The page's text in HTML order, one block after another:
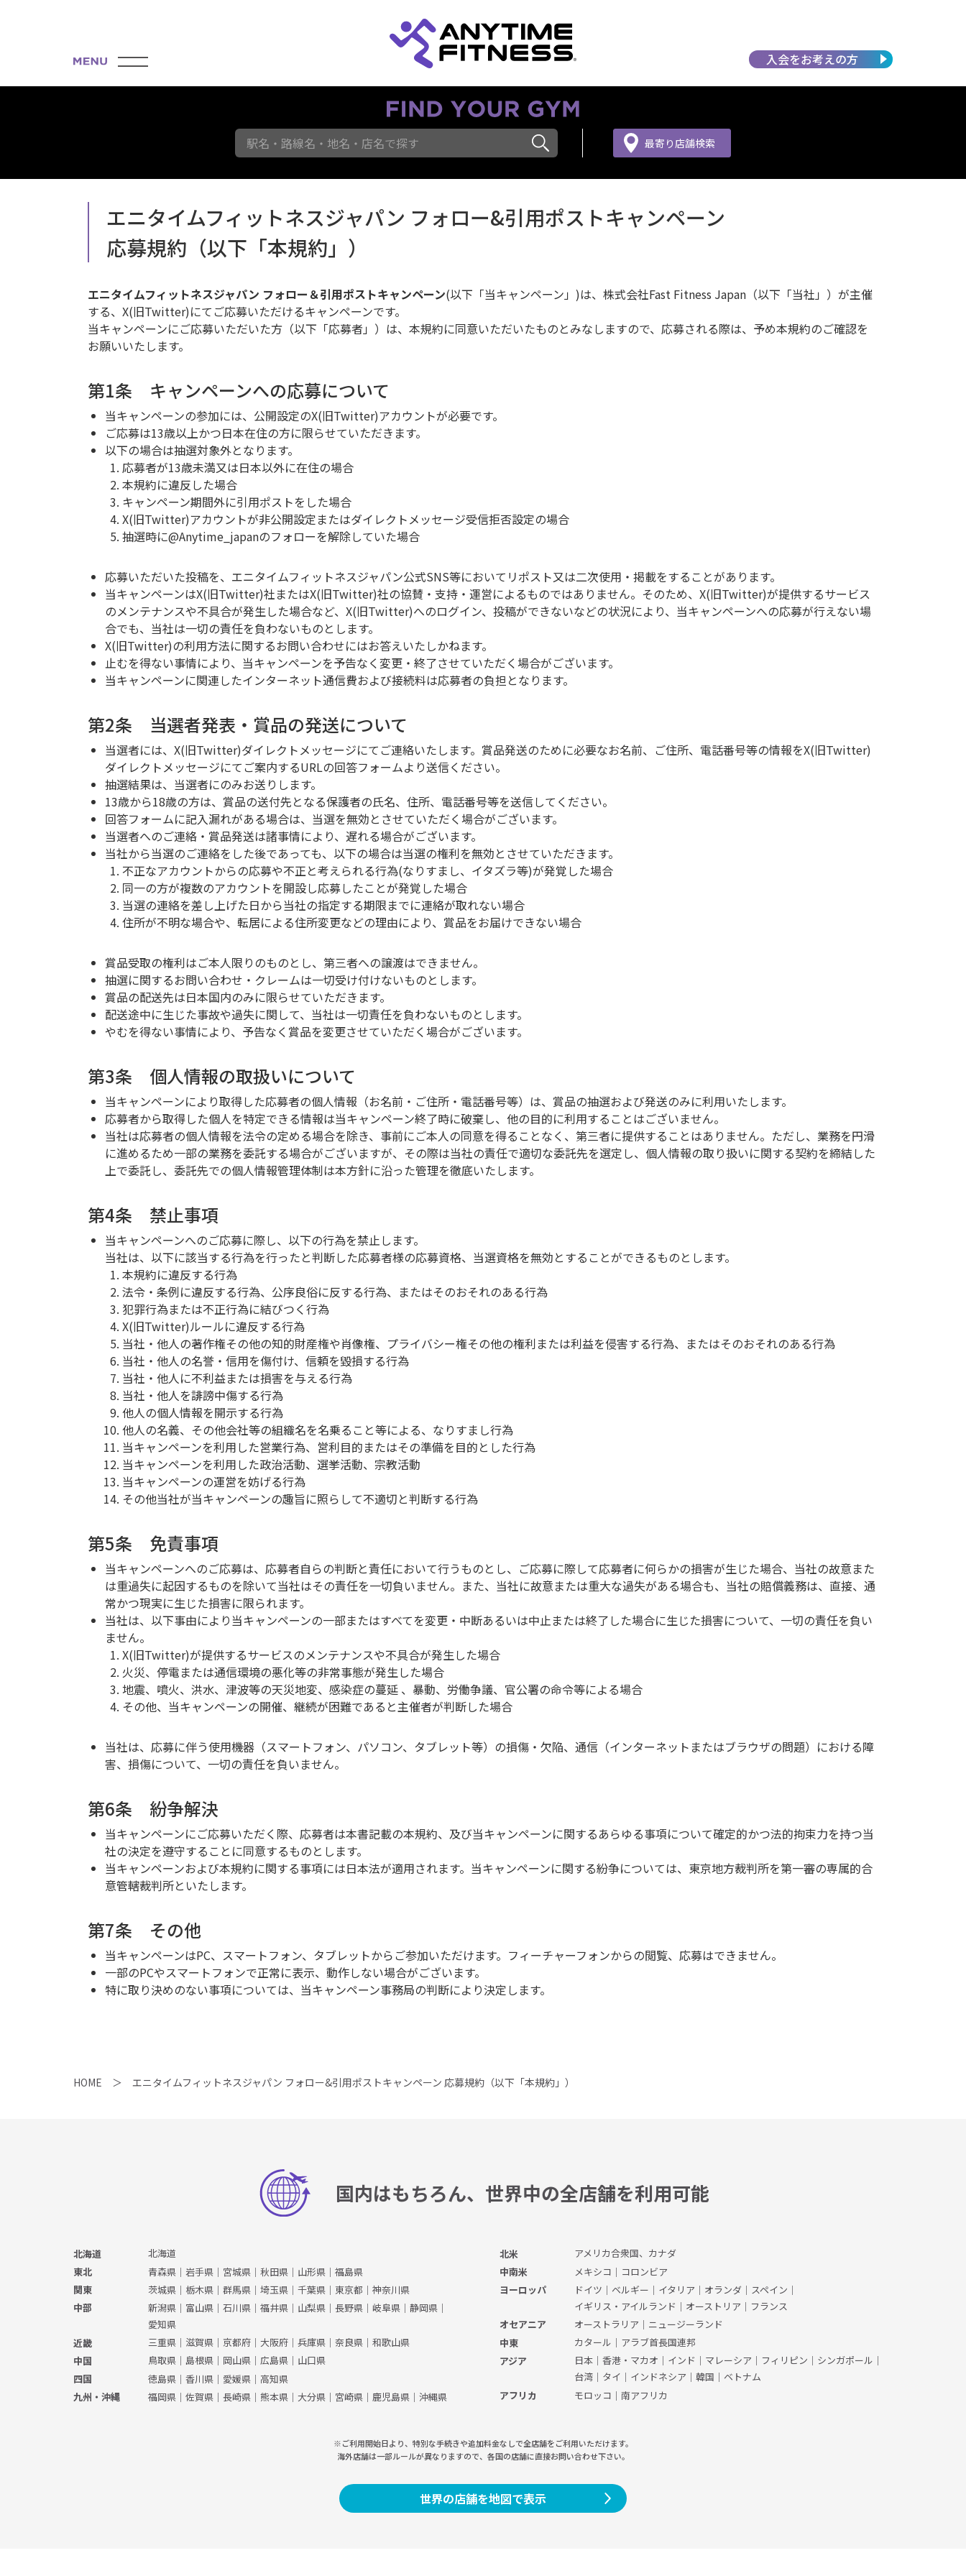
入会をお考えの方
駅名・路線名・地名・店名で探す 最寄り店舗検索
エニタイムフィットネスジャパン フォロー&引用ポストキャンペーン
応募規約（以下「本規約」）
エニタイムフィットネスジャパン フォロー＆引用ポストキャンペーン(以下「当キャンペーン」)は、株式会社Fast Fitness Japan（以下「当社」）が主催
する、X(旧Twitter)にてご応募いただけるキャンペーンです。
当キャンペーンにご応募いただいた方（以下「応募者」）は、本規約に同意いただいたものとみなしますので、応募される際は、予め本規約のご確認を
お願いいたします。
第1条 キャンペーンへの応募について
当キャンペーンの参加には、公開設定のX(旧Twitter)アカウントが必要です。
ご応募は13歳以上かつ日本在住の方に限らせていただきます。
以下の場合は抽選対象外となります。
応募者が13歳未満又は日本以外に在住の場合
本規約に違反した場合
キャンペーン期間外に引用ポストをした場合
X(旧Twitter)アカウントが非公開設定またはダイレクトメッセージ受信拒否設定の場合
抽選時に@Anytime_japanのフォローを解除していた場合
応募いただいた投稿を、エニタイムフィットネスジャパン公式SNS等においてリポスト又は二次使用・掲載をすることがあります。
当キャンペーンはX(旧Twitter)社またはX(旧Twitter)社の協賛・支持・運営によるものではありません。そのため、X(旧Twitter)が提供するサービス
のメンテナンスや不具合が発生した場合など、X(旧Twitter)へのログイン、投稿ができないなどの状況により、当キャンペーンへの応募が行えない場
合でも、当社は一切の責任を負わないものとします。
X(旧Twitter)の利用方法に関するお問い合わせにはお答えいたしかねます。
止むを得ない事情により、当キャンペーンを予告なく変更・終了させていただく場合がございます。
当キャンペーンに関連したインターネット通信費および接続料は応募者の負担となります。
第2条 当選者発表・賞品の発送について
当選者には、X(旧Twitter)ダイレクトメッセージにてご連絡いたします。賞品発送のために必要なお名前、ご住所、電話番号等の情報をX(旧Twitter)
ダイレクトメッセージにてご案内するURLの回答フォームより送信ください。
抽選結果は、当選者にのみお送りします。
13歳から18歳の方は、賞品の送付先となる保護者の氏名、住所、電話番号等を送信してください。
回答フォームに記入漏れがある場合は、当選を無効とさせていただく場合がございます。
当選者へのご連絡・賞品発送は諸事情により、遅れる場合がございます。
当社から当選のご連絡をした後であっても、以下の場合は当選の権利を無効とさせていただきます。
不正なアカウントからの応募や不正と考えられる行為(なりすまし、イタズラ等)が発覚した場合
同一の方が複数のアカウントを開設し応募したことが発覚した場合
当選の連絡を差し上げた日から当社の指定する期限までに連絡が取れない場合
住所が不明な場合や、転居による住所変更などの理由により、賞品をお届けできない場合
賞品受取の権利はご本人限りのものとし、第三者への譲渡はできません。
抽選に関するお問い合わせ・クレームは一切受け付けないものとします。
賞品の配送先は日本国内のみに限らせていただきます。
配送途中に生じた事故や過失に関して、当社は一切責任を負わないものとします。
やむを得ない事情により、予告なく賞品を変更させていただく場合がございます。
第3条 個人情報の取扱いについて
当キャンペーンにより取得した応募者の個人情報（お名前・ご住所・電話番号等）は、賞品の抽選および発送のみに利用いたします。
応募者から取得した個人を特定できる情報は当キャンペーン終了時に破棄し、他の目的に利用することはございません。
当社は応募者の個人情報を法令の定める場合を除き、事前にご本人の同意を得ることなく、第三者に提供することはありません。ただし、業務を円滑
に進めるため一部の業務を委託する場合がございますが、その際は当社の責任で適切な委託先を選定し、個人情報の取り扱いに関する契約を締結した
上で委託し、委託先での個人情報管理体制は本方針に沿った管理を徹底いたします。
第4条 禁止事項
当キャンペーンへのご応募に際し、以下の行為を禁止します。
当社は、以下に該当する行為を行ったと判断した応募者様の応募資格、当選資格を無効とすることができるものとします。
本規約に違反する行為
法令・条例に違反する行為、公序良俗に反する行為、またはそのおそれのある行為
犯罪行為または不正行為に結びつく行為
X(旧Twitter)ルールに違反する行為
当社・他人の著作権その他の知的財産権や肖像権、プライバシー権その他の権利または利益を侵害する行為、またはそのおそれのある行為
当社・他人の名誉・信用を傷付け、信頼を毀損する行為
当社・他人に不利益または損害を与える行為
当社・他人を誹謗中傷する行為
他人の個人情報を開示する行為
他人の名義、その他会社等の組織名を名乗ること等による、なりすまし行為
当キャンペーンを利用した営業行為、営利目的またはその準備を目的とした行為
当キャンペーンを利用した政治活動、選挙活動、宗教活動
当キャンペーンの運営を妨げる行為
その他当社が当キャンペーンの趣旨に照らして不適切と判断する行為
第5条 免責事項
当キャンペーンへのご応募は、応募者自らの判断と責任において行うものとし、ご応募に際して応募者に何らかの損害が生じた場合、当社の故意また
は重過失に起因するものを除いて当社はその責任を一切負いません。また、当社に故意または重大な過失がある場合も、当社の賠償義務は、直接、通
常かつ現実に生じた損害に限られます。
当社は、以下事由により当キャンペーンの一部またはすべてを変更・中断あるいは中止または終了した場合に生じた損害について、一切の責任を負い
ません。
X(旧Twitter)が提供するサービスのメンテナンスや不具合が発生した場合
火災、停電または通信環境の悪化等の非常事態が発生した場合
地震、噴火、洪水、津波等の天災地変、感染症の蔓延 、暴動、労働争議、官公署の命令等による場合
その他、当キャンペーンの開催、継続が困難であると主催者が判断した場合
当社は、応募に伴う使用機器（スマートフォン、パソコン、タブレット等）の損傷・欠陥、通信（インターネットまたはブラウザの問題）における障
害、損傷について、一切の責任を負いません。
第6条 紛争解決
当キャンペーンにご応募いただく際、応募者は本書記載の本規約、及び当キャンペーンに関するあらゆる事項について確定的かつ法的拘束力を持つ当
社の決定を遵守することに同意するものとします。
当キャンペーンおよび本規約に関する事項には日本法が適用されます。当キャンペーンに関する紛争については、東京地方裁判所を第一審の専属的合
意管轄裁判所といたします。
第7条 その他
当キャンペーンはPC、スマートフォン、タブレットからご参加いただけます。フィーチャーフォンからの閲覧、応募はできません。
一部のPCやスマートフォンで正常に表示、動作しない場合がございます。
特に取り決めのない事項については、当キャンペーン事務局の判断により決定します。
HOME エニタイムフィットネスジャパン フォロー&引用ポストキャンペーン 応募規約（以下「本規約」）
国内はもちろん、 世界中の全店舗を利用可能
北海道
北海道
東北
青森県 ｜ 岩手県 ｜ 宮城県 ｜ 秋田県 ｜ 山形県 ｜ 福島県
関東
茨城県 ｜ 栃木県 ｜ 群馬県 ｜ 埼玉県 ｜ 千葉県 ｜ 東京都 ｜ 神奈川県
中部
新潟県 ｜ 富山県 ｜ 石川県 ｜ 福井県 ｜ 山梨県 ｜ 長野県 ｜ 岐阜県 ｜ 静岡県 ｜
愛知県
近畿
三重県 ｜ 滋賀県 ｜ 京都府 ｜ 大阪府 ｜ 兵庫県 ｜ 奈良県 ｜ 和歌山県
中国
鳥取県 ｜ 島根県 ｜ 岡山県 ｜ 広島県 ｜ 山口県
四国
徳島県 ｜ 香川県 ｜ 愛媛県 ｜ 高知県
九州・沖縄
福岡県 ｜ 佐賀県 ｜ 長崎県 ｜ 熊本県 ｜ 大分県 ｜ 宮崎県 ｜ 鹿児島県 ｜ 沖縄県
北米
アメリカ合衆国、カナダ
中南米
メキシコ ｜ コロンビア
ヨーロッパ
ドイツ ｜ ベルギー ｜ イタリア ｜ オランダ ｜ スペイン ｜
イギリス・アイルランド ｜ オーストリア ｜ フランス
オセアニア
オーストラリア ｜ ニュージーランド
中東
カタール ｜ アラブ首長国連邦
アジア
日本｜ 香港・マカオ ｜ インド ｜ マレーシア ｜ フィリピン ｜ シンガポール ｜
台湾｜ タイ ｜ インドネシア ｜ 韓国 ｜ ベトナム
アフリカ
モロッコ ｜ 南アフリカ
世界の店舗を地図で表示
※ご利用開始日より、特別な手続きや追加料金なしで全店舗をご利用いただけます。
海外店舗は一部ルールが異なりますので、 各国の店舗に直接お問い合わせ下さい。